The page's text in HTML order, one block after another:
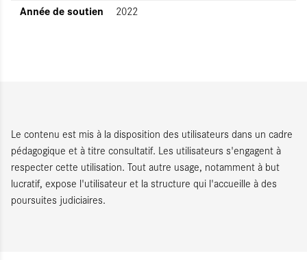
Année de soutien 2022
Le contenu est mis à la disposition des utilisateurs dans un cadre
pédagogique et à titre consultatif. Les utilisateurs s'engagent à
respecter cette utilisation. Tout autre usage, notamment à but
lucratif, expose l'utilisateur et la structure qui l'accueille à des
poursuites judiciaires.